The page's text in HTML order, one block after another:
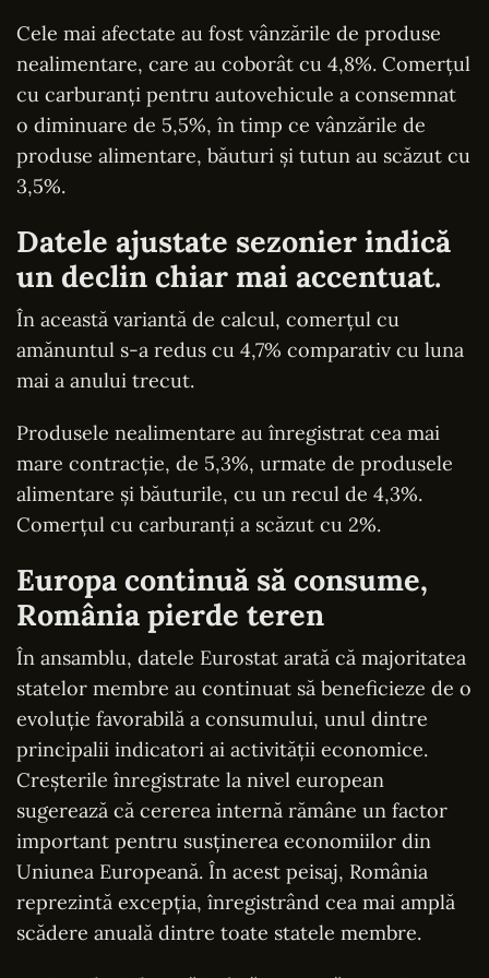
Cele mai afectate au fost vânzările de produse
nealimentare, care au coborât cu 4,8%. Comerțul
cu carburanți pentru autovehicule a consemnat
o diminuare de 5,5%, în timp ce vânzările de
produse alimentare, băuturi și tutun au scăzut cu
3,5%.
Datele ajustate sezonier indică
un declin chiar mai accentuat.
În această variantă de calcul, comerțul cu
amănuntul s-a redus cu 4,7% comparativ cu luna
mai a anului trecut.
Produsele nealimentare au înregistrat cea mai
mare contracție, de 5,3%, urmate de produsele
alimentare și băuturile, cu un recul de 4,3%.
Comerțul cu carburanți a scăzut cu 2%.
Europa continuă să consume,
România pierde teren
În ansamblu, datele Eurostat arată că majoritatea
statelor membre au continuat să beneficieze de o
evoluție favorabilă a consumului, unul dintre
principalii indicatori ai activității economice.
Creșterile înregistrate la nivel european
sugerează că cererea internă rămâne un factor
important pentru susținerea economiilor din
Uniunea Europeană. În acest peisaj, România
reprezintă excepția, înregistrând cea mai amplă
scădere anuală dintre toate statele membre.